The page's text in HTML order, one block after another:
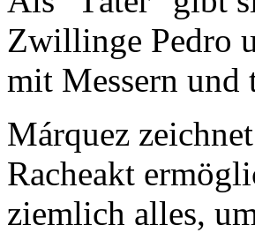
Zwillinge Pedro
mit Messern und
Márquez
Racheakt
ziemlich alles,